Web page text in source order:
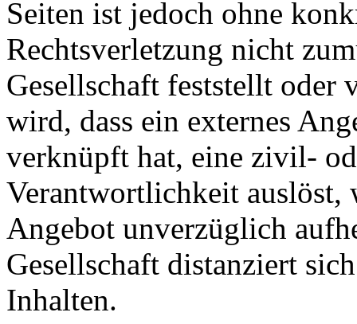
Seiten ist jedoch ohne
Rechtsverletzung nicht
Gesellschaft feststellt oder
wird, dass ein externes
verknüpft hat, eine zivil-
Verantwortlichkeit auslöst,
Angebot unverzüglich
Gesellschaft distanziert
Inhalten.